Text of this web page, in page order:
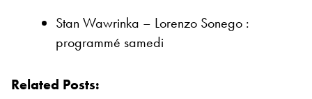
Stan Wawrinka – Lorenzo Sonego :
programmé samedi
Related Posts: